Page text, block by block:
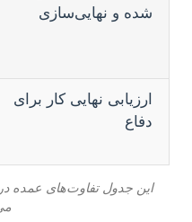
شده و نهایی‌سازی
ارزیابی نهایی کار برای
دفاع
این جدول تفاوت‌های عمده